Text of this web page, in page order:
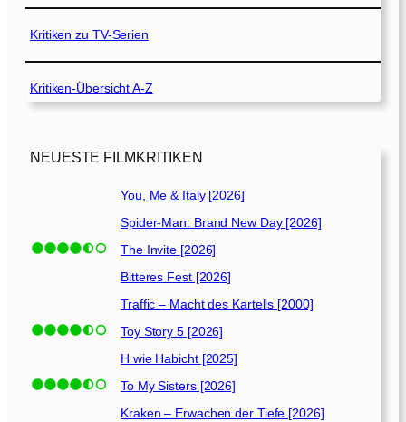
v
e
ö
h
0
Kritiken zu TV-Serien
Kritiken-Übersicht A-Z
NEUESTE FILMKRITIKEN
You, Me & Italy [2026]
Spider-Man: Brand New Day [2026]
The Invite [2026]
Bitteres Fest [2026]
Traffic – Macht des Kartells [2000]
Toy Story 5 [2026]
H wie Habicht [2025]
To My Sisters [2026]
Kraken – Erwachen der Tiefe [2026]